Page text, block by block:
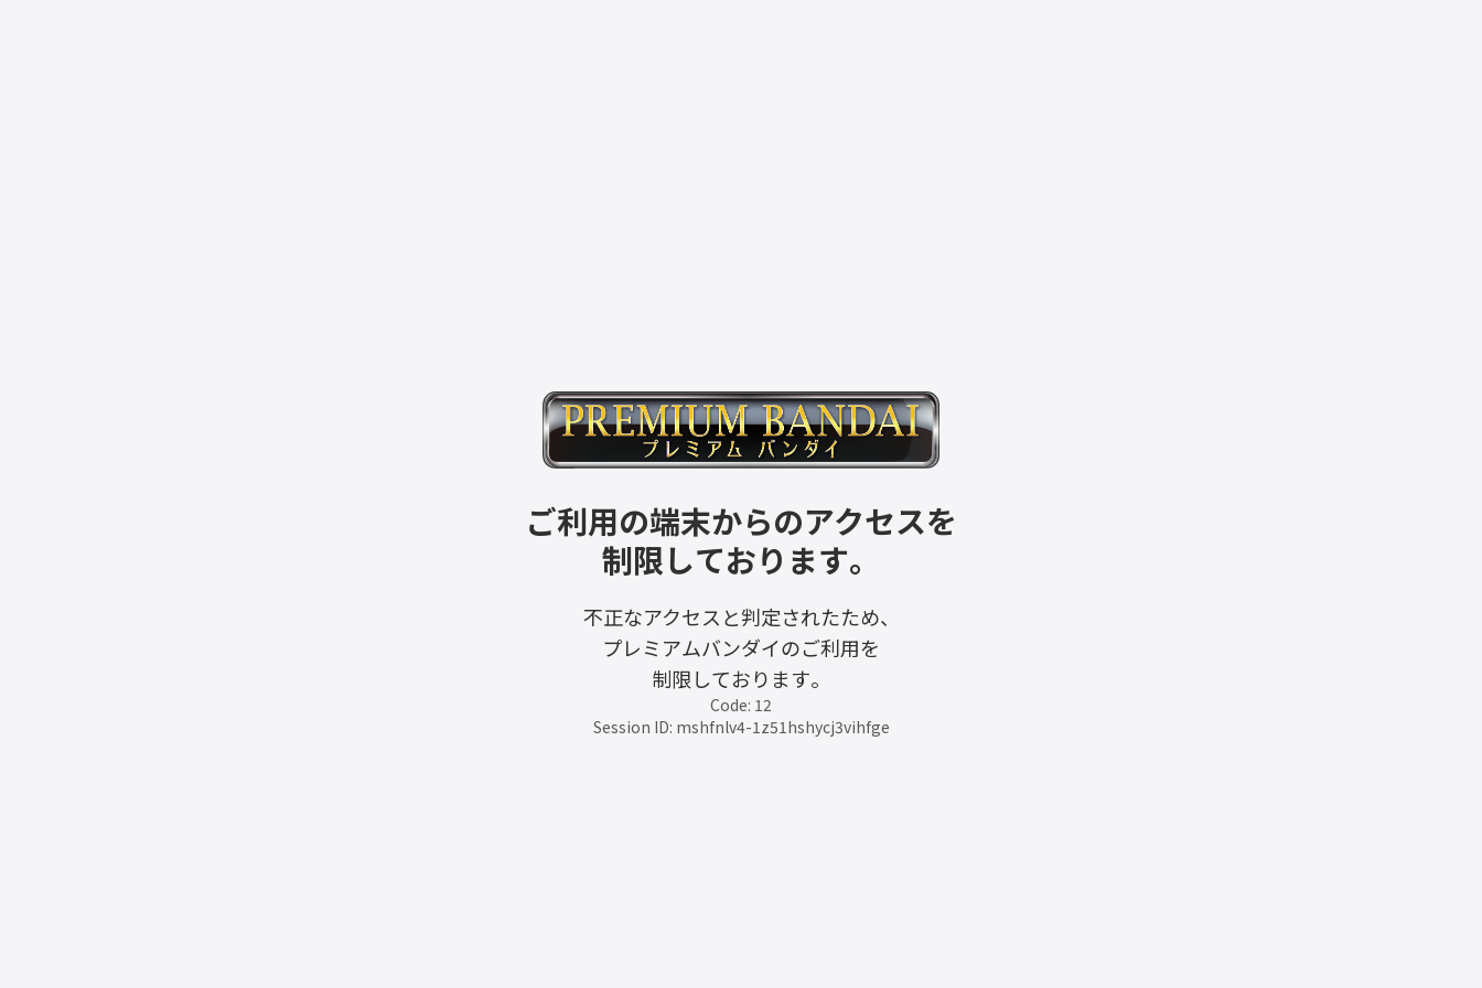
ご利用の端末からのアクセスを
制限しております。
不正なアクセスと判定されたため、
プレミアムバンダイのご利用を
制限しております。
Code: 12
Session ID: mshfnlv4-1z51hshycj3vihfge